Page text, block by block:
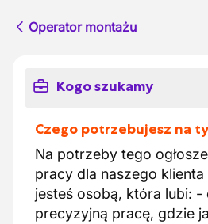
Operator montażu
Kogo szukamy
Czego potrzebujesz na
Na potrzeby tego
pracy dla naszego
jesteś osobą, która lubi:
precyzyjną pracę, gdzie